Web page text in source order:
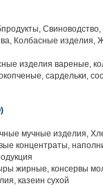
Колбасные изделия,
изделия вареные,
сардельки,
мучные изделия,
концентраты,
жирные, консервы
казеин сухой